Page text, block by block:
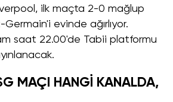
ilk maçta 2-0 mağlup
evinde ağırlıyor.
saat 22.00'de Tabii platformu
MAÇI HANGİ KANALDA,